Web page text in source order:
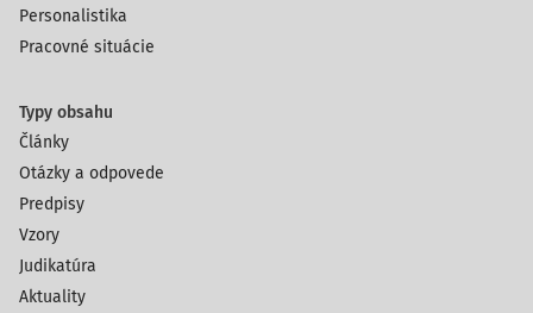
Personalistika
Pracovné situácie
Typy obsahu
Články
Otázky a odpovede
Predpisy
Vzory
Judikatúra
Aktuality